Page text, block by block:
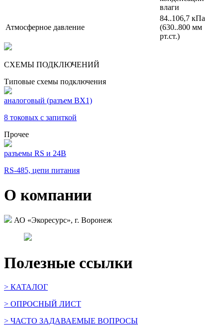
влаги
Атмосферное давление
84..106,7 кПа
(630..800 мм
рт.ст.)
СХЕМЫ ПОДКЛЮЧЕНИЙ
Типовые схемы подключения
аналоговый (разъем ВХ1)
8 токовых с запиткой
Прочее
разъемы RS и 24В
RS-485, цепи питания
О компании
АО «Экоресурс», г. Воронеж
Полезные ссылки
> КАТАЛОГ
> ОПРОСНЫЙ ЛИСТ
> ЧАСТО ЗАДАВАЕМЫЕ ВОПРОСЫ